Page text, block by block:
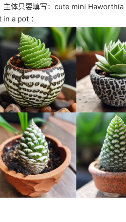
主体只要填写：cute mini Haworthia
a pot ：